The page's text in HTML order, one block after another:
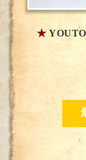
★